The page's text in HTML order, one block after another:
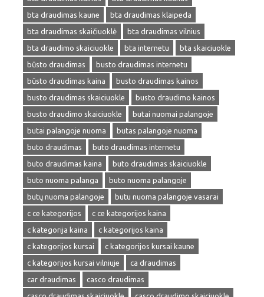
bta draudimas kaune
bta draudimas klaipeda
bta draudimas skaičiuoklė
bta draudimas vilnius
bta draudimo skaiciuokle
bta internetu
bta skaiciuokle
būsto draudimas
busto draudimas internetu
būsto draudimas kaina
busto draudimas kainos
busto draudimas skaiciuokle
busto draudimo kainos
busto draudimo skaiciuokle
butai nuomai palangoje
butai palangoje nuoma
butas palangoje nuoma
buto draudimas
buto draudimas internetu
buto draudimas kaina
buto draudimas skaiciuokle
buto nuoma palanga
buto nuoma palangoje
butų nuoma palangoje
butu nuoma palangoje vasarai
c ce kategorijos
c ce kategorijos kaina
c kategorija kaina
c kategorijos kaina
c kategorijos kursai
c kategorijos kursai kaune
c kategorijos kursai vilniuje
ca draudimas
car draudimas
casco draudimas